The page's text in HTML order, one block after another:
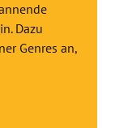
Dazu
Genres an,